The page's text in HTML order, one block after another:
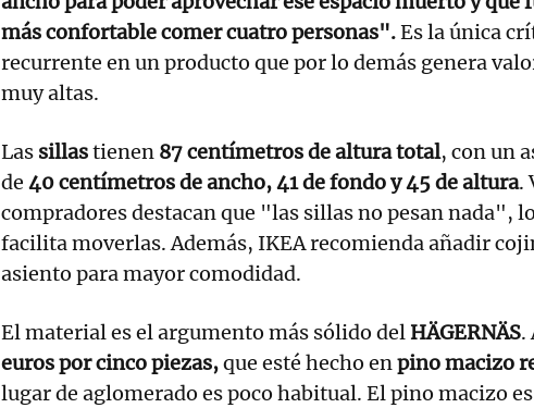
más confortable comer cuatro personas".Es la única
recurrente en un producto que por lo demás genera
muy altas.
Las sillastienen 87 centímetros de altura total, con un
de 40 centímetros de ancho, 41 de fondo y 45 de altura.
compradores destacan que "las sillas no pesan nada",
facilita moverlas. Además, IKEA recomienda añadir
asiento para mayor comodidad.
El material es el argumento más sólido del HÄGERNÄS.
euros por cinco piezas,que esté hecho enpino macizo
lugar de aglomerado es poco habitual. El pino macizo